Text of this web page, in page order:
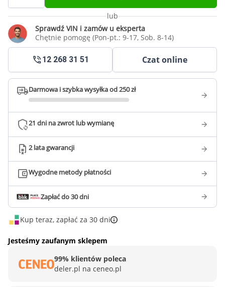
lub
Sprawdź VIN i zamów u eksperta
Chętnie pomogę (Pon-pt.: 9-17, Sob. 8-14)
12 268 31 51 Czat online
Darmowa i szybka wysyłka od 250 zł
21 dni na zwrot lub wymianę
2 lata gwarancji
Wygodne metody płatności
Zapłać do 30 dni
Kup teraz, zapłać za 30 dni
Jesteśmy zaufanym sklepem
99% klientów poleca
deler.pl na ceneo.pl